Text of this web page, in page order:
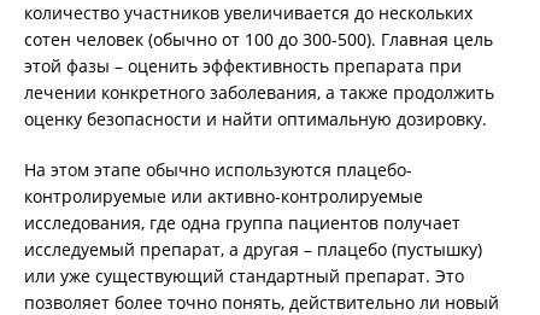
количество участников увеличивается до нескольких
сотен человек (обычно от 100 до 300-500). Главная цель
этой фазы – оценить эффективность препарата при
лечении конкретного заболевания, а также продолжить
оценку безопасности и найти оптимальную дозировку.
На этом этапе обычно используются плацебо-
контролируемые или активно-контролируемые
исследования, где одна группа пациентов получает
исследуемый препарат, а другая – плацебо (пустышку)
или уже существующий стандартный препарат. Это
позволяет более точно понять, действительно ли новый